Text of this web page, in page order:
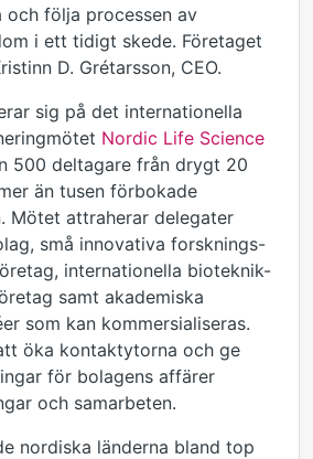
följa processen av
i ett tidigt skede. Företaget
D. Grétarsson, CEO.
sig på det internationella
Nordic Life Science
500 deltagare från drygt 20
än tusen förbokade
Mötet attraherar delegater
små innovativa forsknings-
internationella bioteknik-
samt akademiska
som kan kommersialiseras.
öka kontaktytorna och ge
för bolagens affärer
och samarbeten.
nordiska länderna bland top